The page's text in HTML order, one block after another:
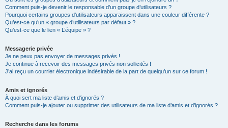
Comment puis-je devenir le responsable d’un groupe d’utilisateurs ?
Pourquoi certains groupes d’utilisateurs apparaissent dans une couleur différente ?
Qu’est-ce qu’un « groupe d’utilisateurs par défaut » ?
Qu’est-ce que le lien « L’équipe » ?
Messagerie privée
Je ne peux pas envoyer de messages privés !
Je continue à recevoir des messages privés non sollicités !
J’ai reçu un courrier électronique indésirable de la part de quelqu’un sur ce forum !
Amis et ignorés
À quoi sert ma liste d’amis et d’ignorés ?
Comment puis-je ajouter ou supprimer des utilisateurs de ma liste d’amis et d’ignorés ?
Recherche dans les forums